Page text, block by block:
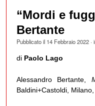
“Mordi e
Bertante
Pubblicato il 14 Febbraio 2022·
di Paolo Lago
Alessandro Bertante,
Baldini+Castoldi,